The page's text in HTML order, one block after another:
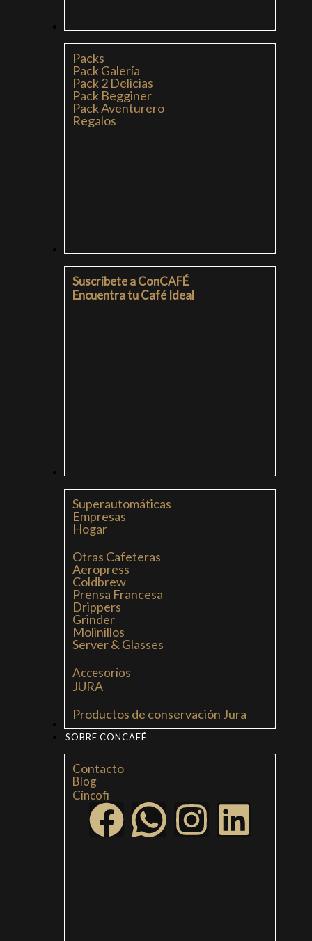
Packs
Pack Galería
Pack 2 Delicias
Pack Begginer
Pack Aventurero
Regalos
Suscribete a ConCAFÉ
Encuentra tu Café Ideal
Superautomáticas
Empresas
Hogar
Otras Cafeteras
Aeropress
Coldbrew
Prensa Francesa
Drippers
Grinder
Molinillos
Server & Glasses
Accesorios
JURA
Productos de conservación Jura
SOBRE CONCAFÉ
Contacto
Blog
Cincofi